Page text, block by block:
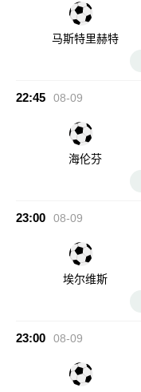
马斯特里赫特
22:45 08-09
海伦芬
23:00 08-09
埃尔维斯
23:00 08-09